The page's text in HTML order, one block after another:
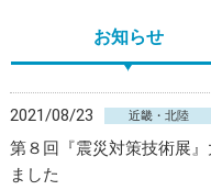
お知らせ
2021/08/23 近畿・北陸
第８回『震災対策技術展
ました